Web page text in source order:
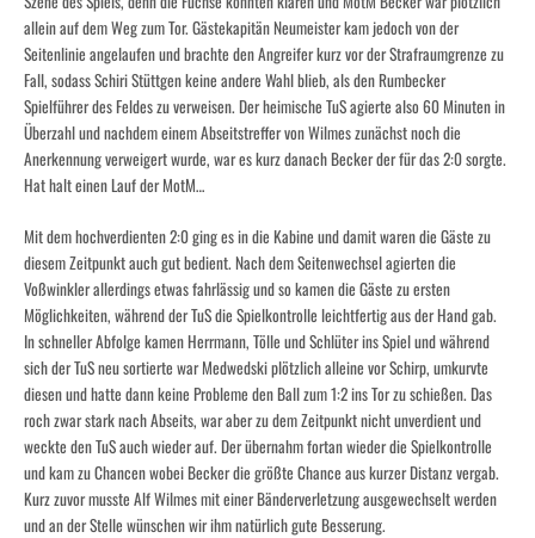
allein auf dem Weg zum Tor. Gästekapitän Neumeister kam jedoch von der
Seitenlinie angelaufen und brachte den Angreifer kurz vor der Strafraumgrenze zu
Fall, sodass Schiri Stüttgen keine andere Wahl blieb, als den Rumbecker
Spielführer des Feldes zu verweisen. Der heimische TuS agierte also 60 Minuten in
Überzahl und nachdem einem Abseitstreffer von Wilmes zunächst noch die
Anerkennung verweigert wurde, war es kurz danach Becker der für das 2:0 sorgte.
Hat halt einen Lauf der MotM…
Mit dem hochverdienten 2:0 ging es in die Kabine und damit waren die Gäste zu
diesem Zeitpunkt auch gut bedient. Nach dem Seitenwechsel agierten die
Voßwinkler allerdings etwas fahrlässig und so kamen die Gäste zu ersten
Möglichkeiten, während der TuS die Spielkontrolle leichtfertig aus der Hand gab.
In schneller Abfolge kamen Herrmann, Tölle und Schlüter ins Spiel und während
sich der TuS neu sortierte war Medwedski plötzlich alleine vor Schirp, umkurvte
diesen und hatte dann keine Probleme den Ball zum 1:2 ins Tor zu schießen. Das
roch zwar stark nach Abseits, war aber zu dem Zeitpunkt nicht unverdient und
weckte den TuS auch wieder auf. Der übernahm fortan wieder die Spielkontrolle
und kam zu Chancen wobei Becker die größte Chance aus kurzer Distanz vergab.
Kurz zuvor musste Alf Wilmes mit einer Bänderverletzung ausgewechselt werden
und an der Stelle wünschen wir ihm natürlich gute Besserung.